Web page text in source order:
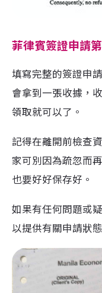
菲律賓簽證申請
填寫完整的簽證申
會拿到一張收據，
領取就可以了。
記得在離開前檢查
家可別因為疏忽而
也要好好保存好。
如果有任何問題或
以提供有關申請狀